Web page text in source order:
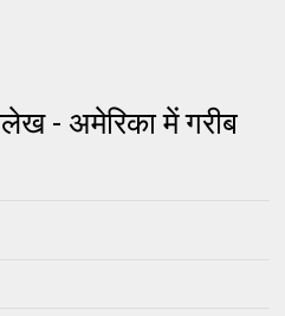
- अमेरिका में गरीब